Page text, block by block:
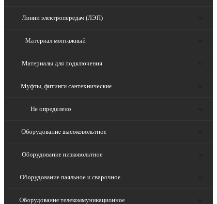
Линии электропередач (ЛЭП)
Материал монтажный
Материалы для подключения
Муфты, фитинги сантехнические
Не определено
Оборудование высоковольтное
Оборудование низковольтное
Оборудование паяльное и сварочное
Оборудование телекоммуникационное